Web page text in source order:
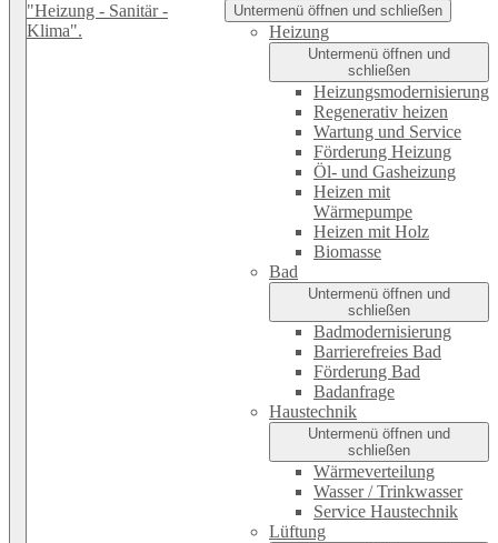
Untermenü öffnen und schließen
Heizung
Untermenü öffnen und
schließen
Heizungsmodernisierung
Regenerativ heizen
Wartung und Service
Förderung Heizung
Öl- und Gasheizung
Heizen mit
Wärmepumpe
Heizen mit Holz
Biomasse
Bad
Untermenü öffnen und
schließen
Badmodernisierung
Barrierefreies Bad
Förderung Bad
Badanfrage
Haustechnik
Untermenü öffnen und
schließen
Wärmeverteilung
Wasser / Trinkwasser
Service Haustechnik
Lüftung